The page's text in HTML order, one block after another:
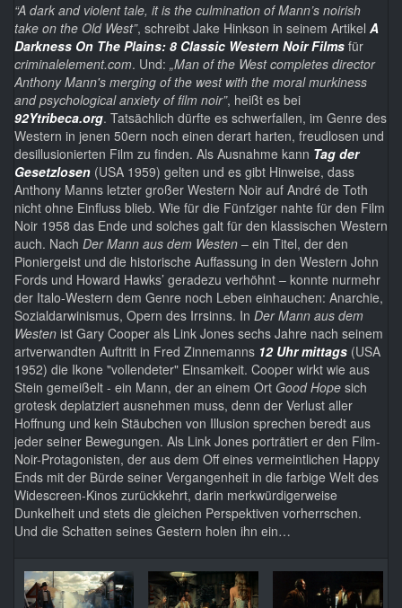
“A dark and violent tale, it is the culmination of Mann’s noirish
take on the Old West”, schreibt Jake Hinkson in seinem Artikel A
Darkness On The Plains: 8 Classic Western Noir Films für
criminalelement.com. Und: „Man of the West completes director
Anthony Mann's merging of the west with the moral murkiness
and psychological anxiety of film noir”, heißt es bei
92Ytribeca.org. Tatsächlich dürfte es schwerfallen, im Genre des
Western in jenen 50ern noch einen derart harten, freudlosen und
desillusionierten Film zu finden. Als Ausnahme kann Tag der
Gesetzlosen (USA 1959) gelten und es gibt Hinweise, dass
Anthony Manns letzter großer Western Noir auf André de Toth
nicht ohne Einfluss blieb. Wie für die Fünfziger nahte für den Film
Noir 1958 das Ende und solches galt für den klassischen Western
auch. Nach Der Mann aus dem Westen – ein Titel, der den
Pioniergeist und die historische Auffassung in den Western John
Fords und Howard Hawks’ geradezu verhöhnt – konnte nurmehr
der Italo-Western dem Genre noch Leben einhauchen: Anarchie,
Sozialdarwinismus, Opern des Irrsinns. In Der Mann aus dem
Westen ist Gary Cooper als Link Jones sechs Jahre nach seinem
artverwandten Auftritt in Fred Zinnemanns 12 Uhr mittags (USA
1952) die Ikone "vollendeter" Einsamkeit. Cooper wirkt wie aus
Stein gemeißelt - ein Mann, der an einem Ort Good Hope sich
grotesk deplatziert ausnehmen muss, denn der Verlust aller
Hoffnung und kein Stäubchen von Illusion sprechen beredt aus
jeder seiner Bewegungen. Als Link Jones porträtiert er den Film-
Noir-Protagonisten, der aus dem Off eines vermeintlichen Happy
Ends mit der Bürde seiner Vergangenheit in die farbige Welt des
Widescreen-Kinos zurückkehrt, darin merkwürdigerweise
Dunkelheit und stets die gleichen Perspektiven vorherrschen.
Und die Schatten seines Gestern holen ihn ein…